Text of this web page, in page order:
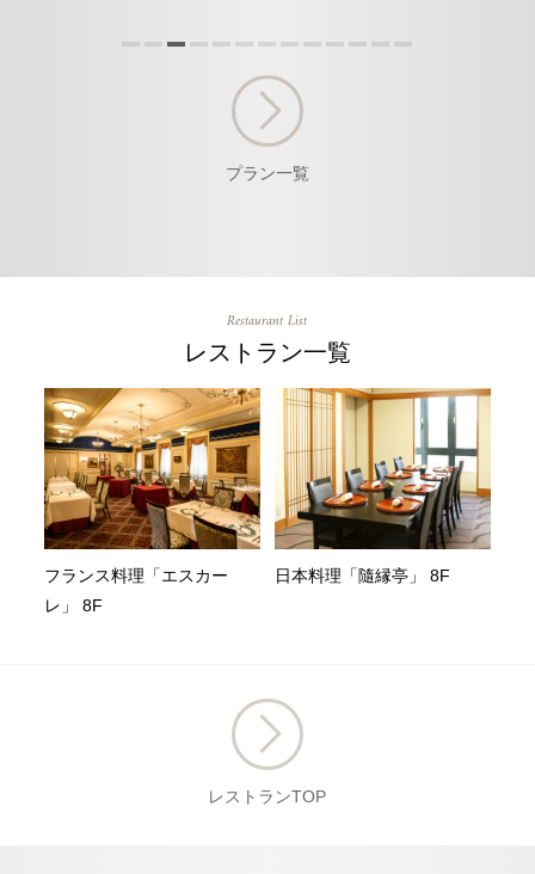
プラン一覧
Restaurant List
レストラン一覧
フランス料理「エスカー
レ」 8F
日本料理「隨縁亭」 8F
レストランTOP